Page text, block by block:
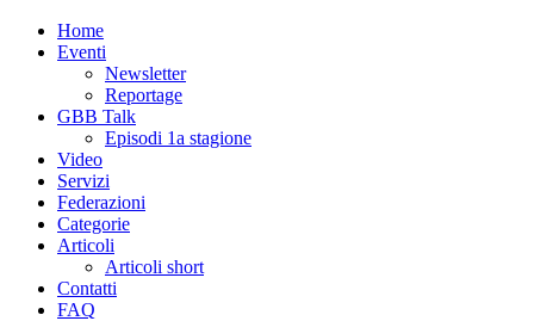
Home
Eventi
Newsletter
Reportage
GBB Talk
Episodi 1a stagione
Video
Servizi
Federazioni
Categorie
Articoli
Articoli short
Contatti
FAQ